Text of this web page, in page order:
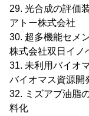
29. 光合成の評価
アトー株式会社
30. 超多機能セメ
株式会社双日イノ
31. 未利用バイオ
バイオマス資源開
32. ミズアブ油脂
料化